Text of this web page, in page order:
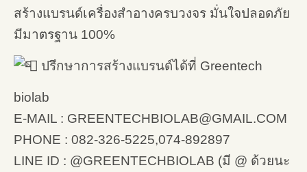
สร้างแบรนด์เครื่องสำอางครบวงจร มั่นใจปลอดภัย
มีมาตรฐาน 100%
ปรึกษาการสร้างแบรนด์ได้ที่ Greentech
biolab
E-MAIL : GREENTECHBIOLAB@GMAIL.COM
PHONE : 082-326-5225,074-892897
LINE ID : @GREENTECHBIOLAB (มี @ ด้วยนะ